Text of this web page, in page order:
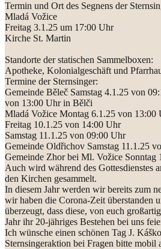
Termin und Ort des Segnens der
Mladá Vožice
Freitag 3.1.25 um 17:00 Uhr
Kirche St. Martin
Standorte der statischen Sammelboxen:
Apotheke, Kolonialgeschäft und
Termine der Sternsinger:
Gemeinde Běleč Samstag 4.1.25 von
von 13:00 Uhr in Bělči
Mladá Vožice Montag 6.1.25 von
Freitag 10.1.25 von 14:00 Uhr
Samstag 11.1.25 von 09:00 Uhr
Gemeinde Oldřichov Samstag 11.1.25
Gemeinde Zhor bei Ml. Vožice Sonntag
Auch wird während des Gottesdienstes
den Kirchen gesammelt.
In diesem Jahr werden wir bereits zum
wir haben die Corona-Zeit überstanden
überzeugt, dass diese, von euch
Jahr ihr 20-jähriges Bestehen bei uns
Ich wünsche einen schönen Tag J.
Sternsingeraktion bei Fragen bitte mobil